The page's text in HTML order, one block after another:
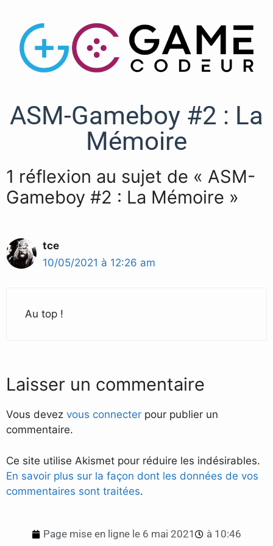
ASM-Gameboy #2 : La
Mémoire
1 réflexion au sujet de « ASM-
Gameboy #2 : La Mémoire »
tce
10/05/2021 à 12:26 am
Au top !
Laisser un commentaire
Vous devez vous connecter pour publier un
commentaire.
Ce site utilise Akismet pour réduire les indésirables.
En savoir plus sur la façon dont les données de vos
commentaires sont traitées.
Page mise en ligne le 6 mai 2021 à 10:46